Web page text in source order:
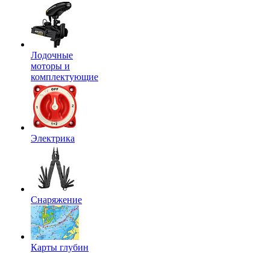
Лодочные
моторы и
комплектующие
Электрика
Снаряжение
Карты глубин